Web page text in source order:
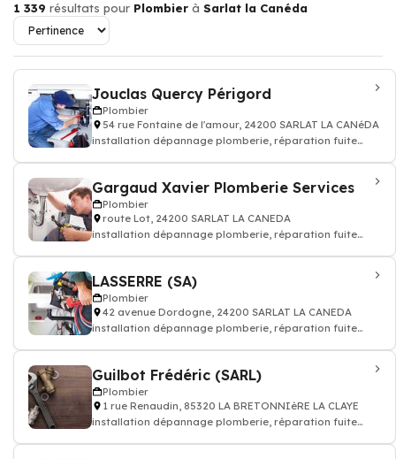
1 339 résultats pour Plombier à Sarlat la Canéda
Jouclas Quercy Périgord
Plombier
54 rue Fontaine de l'amour, 24200 SARLAT LA CANéDA
installation dépannage plomberie, réparation fuite
Gargaud Xavier Plomberie Services
Plombier
route Lot, 24200 SARLAT LA CANEDA
installation dépannage plomberie, réparation fuite
LASSERRE (SA)
Plombier
42 avenue Dordogne, 24200 SARLAT LA CANEDA
installation dépannage plomberie, réparation fuite
Guilbot Frédéric (SARL)
Plombier
1 rue Renaudin, 85320 LA BRETONNIèRE LA CLAYE
installation dépannage plomberie, réparation fuite